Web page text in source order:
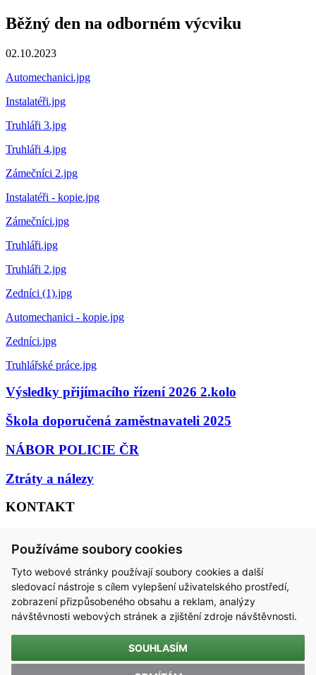
Používáme soubory cookies
Tyto webové stránky používají soubory cookies a další
sledovací nástroje s cílem vylepšení uživatelského prostředí,
zobrazení přizpůsobeného obsahu a reklam, analýzy
návštěvnosti webových stránek a zjištění zdroje návštěvnosti.
SOUHLASÍM
Běžný den na odborném výcviku
02.10.2023
Automechanici.jpg
Instalatéři.jpg
Truhláři 3.jpg
Truhláři 4.jpg
Zámečníci 2.jpg
Instalatéři - kopie.jpg
Zámečníci.jpg
Truhláři.jpg
Truhláři 2.jpg
Zedníci (1).jpg
Automechanici - kopie.jpg
Zedníci.jpg
Truhlářské práce.jpg
Výsledky přijímacího řízení 2026 2.kolo
Škola doporučená zaměstnavateli 2025
NÁBOR POLICIE ČR
Ztráty a nálezy
KONTAKT
Dělnická 21, Velebudice, 434 01 Most
IČO 00125423 / DIČ CZ00125423
email:sstmost@sstmost.cz